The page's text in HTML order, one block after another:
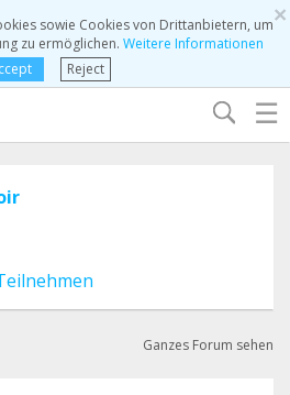
×
sowie Cookies von Drittanbietern, um
zu ermöglichen. Weitere Informationen
Reject
☰
Ganzes Forum sehen